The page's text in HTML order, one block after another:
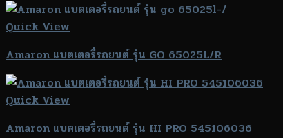
Quick View
Amaron แบตเตอรี่รถยนต์ รุ่น GO 65025L/R
Quick View
Amaron แบตเตอรี่รถยนต์ รุ่น HI PRO 545106036